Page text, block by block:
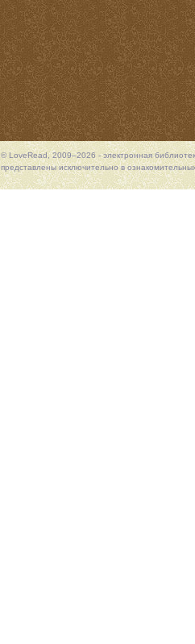
© LoveRead, 2009–2026 - электронная
представлены исключительно в